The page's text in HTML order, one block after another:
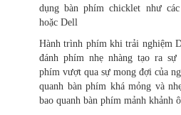
dụng bàn phím chicklet như
hoặc Dell
Hành trình phím khi trải nghiệm
đánh phím nhẹ nhàng tạo ra sự
phím vượt qua sự mong đợi của
quanh bàn phím khá mỏng và
bao quanh bàn phím mảnh khảnh